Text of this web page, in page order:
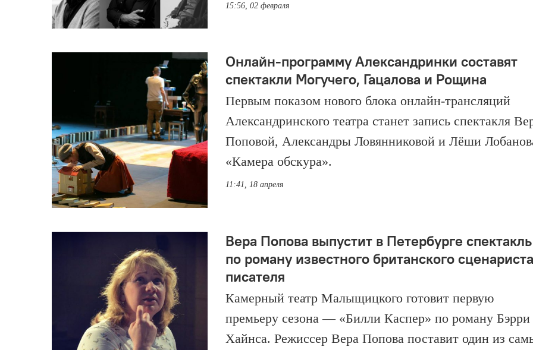
15:56, 02 февраля
Онлайн-программу Александринки составят
спектакли Могучего, Гацалова и Рощина
Первым показом нового блока онлайн-трансляций
Александринского театра станет запись спектакля
Поповой, Александры Ловянниковой и Лёши
«Камера обскура».
11:41, 18 апреля
Вера Попова выпустит в Петербурге спектакль
по роману известного британского
писателя
Камерный театр Малыщицкого готовит первую
премьеру сезона — «Билли Каспер» по роману Бэрри
Хайнса. Режиссер Вера Попова поставит один из